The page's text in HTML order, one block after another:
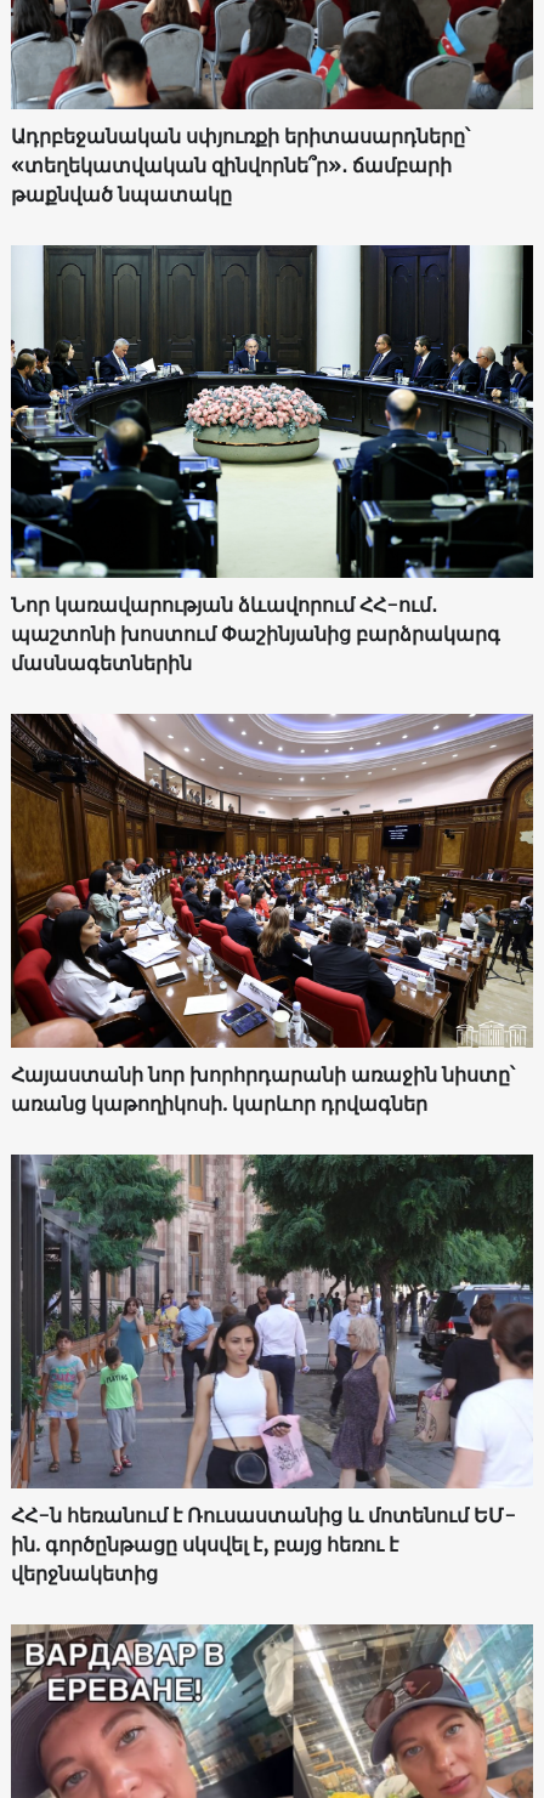
Ադրբեջանական սփյուռքի երիտասարդները՝
«տեղեկատվական զինվորնե՞ր»․ ճամբարի
թաքնված նպատակը
Նոր կառավարության ձևավորում ՀՀ-ում․
պաշտոնի խոստում Փաշինյանից բարձրակարգ
մասնագետներին
Հայաստանի նոր խորհրդարանի առաջին նիստը՝
առանց կաթողիկոսի. կարևոր դրվագներ
ՀՀ-ն հեռանում է Ռուսաստանից և մոտենում ԵՄ-
ին. գործընթացը սկսվել է, բայց հեռու է
վերջնակետից